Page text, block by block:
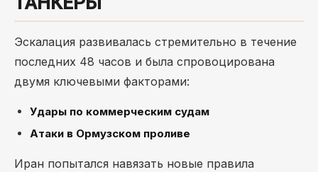
Эскалация развивалась стремительно в течение
последних 48 часов и была спровоцирована
двумя ключевыми факторами:
Удары по коммерческим судам
Атаки в Ормузском проливе
Иран попытался навязать новые правила